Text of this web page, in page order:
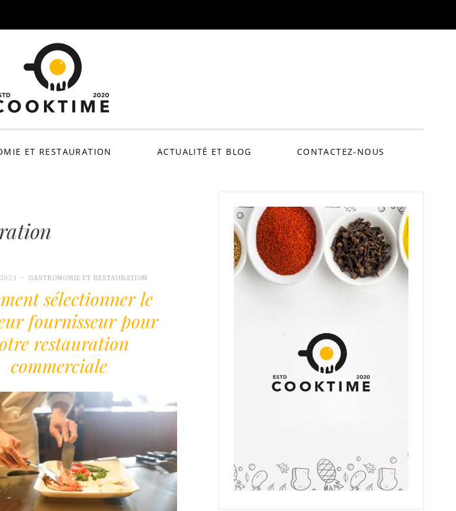
: C'est l'heure de cuisiner
ET RESTAURATION ACTUALITÉ ET BLOG CONTACTEZ-NOUS
GASTRONOMIE ET RESTAURATION
sélectionner le
fournisseur pour
restauration
commerciale